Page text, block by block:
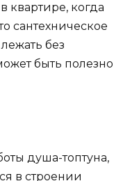
квартире, когда
сантехническое
без
быть полезно
душа-топтуна,
в строении